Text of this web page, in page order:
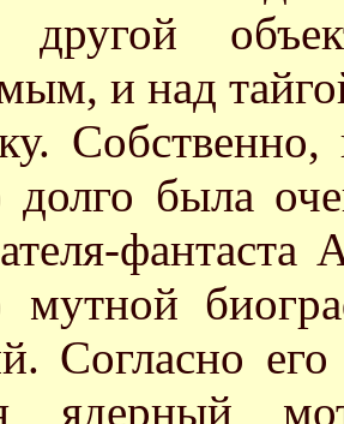
другой
и над
долго была
фантаста
мутной
Согласно
ядерный